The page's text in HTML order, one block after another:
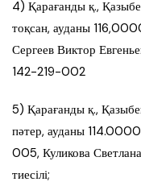
4) Қарағанды қ.,
тоқсан, ауданы
Сергеев Виктор
142-219-002
5) Қарағанды қ.,
пәтер, ауданы
005, Куликова
тиесілі;